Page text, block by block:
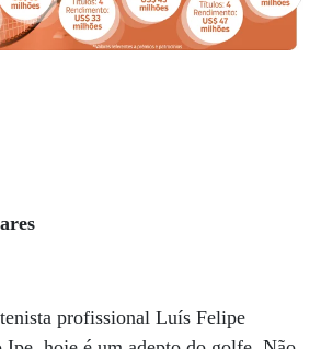
profissional Luís Felipe